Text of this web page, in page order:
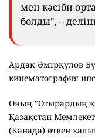
мен кәсіби
болды", –
Ардақ Әмірқұлов
кинематография
Оның "Отырардың
Қазақстан
(Канада) өткен